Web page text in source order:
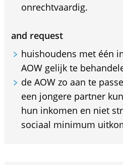
onrechtvaardig.
and request
huishoudens met één
AOW gelijk te
de AOW zo aan te
een jongere partner
hun inkomen en niet
sociaal minimum